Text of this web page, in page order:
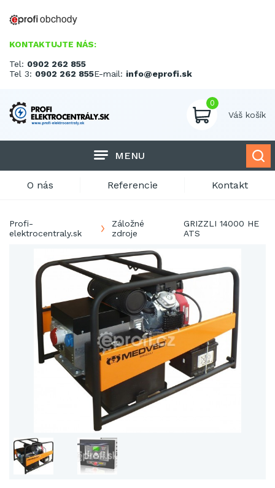
KONTAKTUJTE NÁS:
Tel: 0902 262 855
Tel 3: 0902 262 855E-mail: info@eprofi.sk
0
Váš košík
MENU
O nás Referencie Kontakt
Profi-
elektrocentraly.sk
Záložné
zdroje
GRIZZLI 14000 HE
ATS